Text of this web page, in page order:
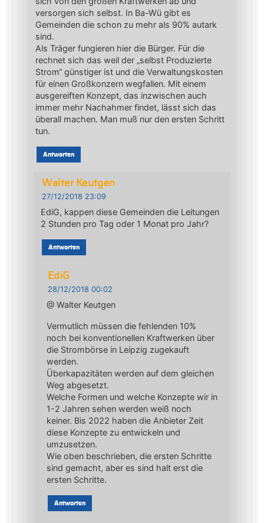
versorgen sich selbst. In Ba-Wü gibt es
Gemeinden die schon zu mehr als 90% autark
sind.
Als Träger fungieren hier die Bürger. Für die
rechnet sich das weil der „selbst Produzierte
Strom“ günstiger ist und die Verwaltungskosten
für einen Großkonzern wegfallen. Mit einem
ausgereiften Konzept, das inzwischen auch
immer mehr Nachahmer findet, lässt sich das
überall machen. Man muß nur den ersten Schritt
tun.
Antworten
Walter Keutgen
27/12/2018 23:09
EdiG, kappen diese Gemeinden die Leitungen
2 Stunden pro Tag oder 1 Monat pro Jahr?
Antworten
EdiG
28/12/2018 00:02
@ Walter Keutgen
Vermutlich müssen die fehlenden 10%
noch bei konventionellen Kraftwerken über
die Strombörse in Leipzig zugekauft
werden.
Überkapazitäten werden auf dem gleichen
Weg abgesetzt.
Welche Formen und welche Konzepte wir in
1-2 Jahren sehen werden weiß noch
keiner. Bis 2022 haben die Anbieter Zeit
diese Konzepte zu entwickeln und
umzusetzen.
Wie oben beschrieben, die ersten Schritte
sind gemacht, aber es sind halt erst die
ersten Schritte.
Antworten